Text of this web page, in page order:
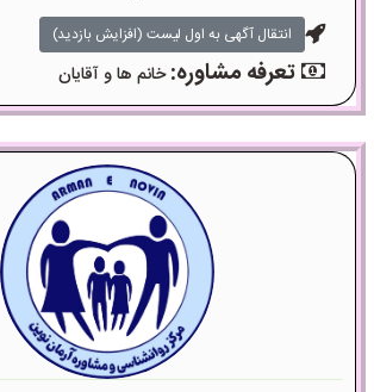
انتقال آگهی به اول لیست (افزایش بازدید)
تعرفه مشاوره:خانم ها و آقایان